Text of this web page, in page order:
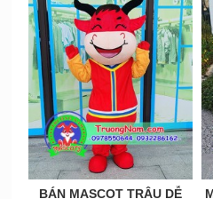
BÁN MASCOT TRÂU DỄ